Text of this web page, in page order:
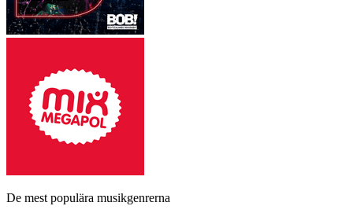
De mest populära musikgenrerna